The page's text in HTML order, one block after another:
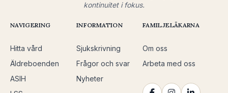
kontinuitet i fokus.
NAVIGERING
Hitta vård
Äldreboenden
ASIH
INFORMATION
Sjukskrivning
Frågor och svar
Nyheter
FAMILJELÄKARNA
Om oss
Arbeta med oss